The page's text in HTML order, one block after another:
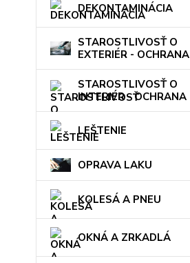
DEKONTAMINÁCIA
STAROSTLIVOSŤ O
EXTERIÉR - OCHRANA
STAROSTLIVOSŤ O
INTERIÉR - OCHRANA
LEŠTENIE
OPRAVA LAKU
KOLESÁ A PNEU
OKNÁ A ZRKADLÁ